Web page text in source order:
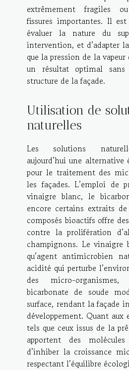
extrêmement fragiles
fissures importantes. Il
évaluer la nature du
intervention, et d’adapter
que la pression de la vapeur
un résultat optimal
structure de la façade.
Utilisation de
naturelles
Les solutions
aujourd’hui une alternative
pour le traitement des
les façades. L’emploi de
vinaigre blanc, le
encore certains extraits
composés bioactifs offre
contre la prolifération
champignons. Le
qu’agent antimicrobien
acidité qui perturbe
des micro-
bicarbonate de soude
surface, rendant la façade
développement. Quant aux
tels que ceux issus de la
apportent des
d’inhiber la croissance
respectant l’équilibre